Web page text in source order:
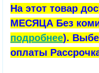
На этот товар
МЕСЯЦА Без
подробнее).
оплаты